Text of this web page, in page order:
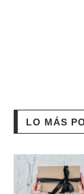
LO MÁS